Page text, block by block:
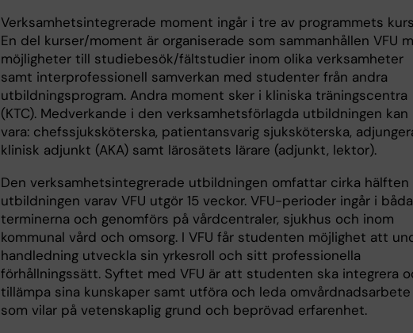
Verksamhetsintegrerade moment ingår i tre av programmets
En del kurser/moment är organiserade som sammanhållen VFU
möjligheter till studiebesök/fältstudier inom olika verksamheter
samt interprofessionell samverkan med studenter från andra
utbildningsprogram. Andra moment sker i kliniska träningscentra
(KTC). Medverkande i den verksamhetsförlagda utbildningen kan
vara: chefssjuksköterska, patientansvarig sjuksköterska,
klinisk adjunkt (AKA) samt lärosätets lärare (adjunkt, lektor).
Den verksamhetsintegrerade utbildningen omfattar cirka hälften
utbildningen varav VFU utgör 15 veckor. VFU-perioder ingår i båda
terminerna och genomförs på vårdcentraler, sjukhus och inom
kommunal vård och omsorg. I VFU får studenten möjlighet att
handledning utveckla sin yrkesroll och sitt professionella
förhållningssätt. Syftet med VFU är att studenten ska integrera
tillämpa sina kunskaper samt utföra och leda omvårdnads­arbete
som vilar på vetenskaplig grund och beprövad erfarenhet.